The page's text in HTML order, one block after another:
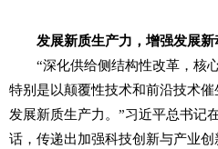
发展新质生产力，增强发展新
“深化供给侧结构性改革，核心
特别是以颠覆性技术和前沿技术催
发展新质生产力。”习近平总书记
话，传递出加强科技创新与产业创